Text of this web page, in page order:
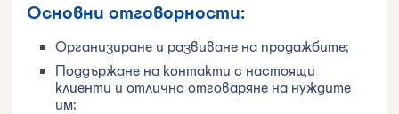
Основни отговорности:
Организиране и развиване на продажбите;
Поддържане на контакти с настоящи
клиенти и отлично отговаряне на нуждите
им;